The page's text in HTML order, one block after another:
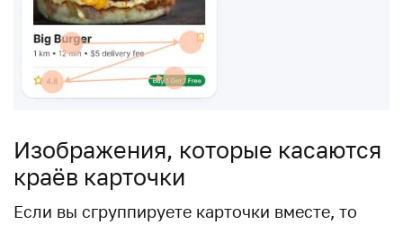
Изображения, которые касаются
краёв карточки
Если вы сгруппируете карточки вместе, то